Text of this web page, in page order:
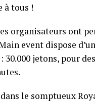
à tous !
organisateurs ont
event dispose
30.000 jetons, pour
le somptueux